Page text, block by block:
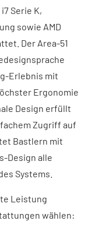
Serie K,
sowie AMD
Der Area-51
Erlebnis mit
Ergonomie
Design erfüllt
Zugriff auf
Bastlern mit
Design alle
Systems.
Leistung
wählen: